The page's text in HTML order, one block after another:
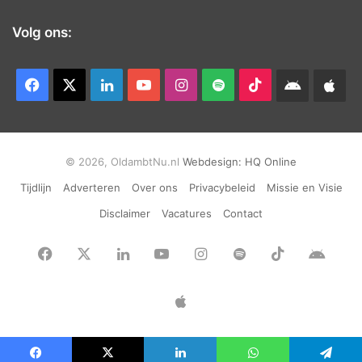
Volg ons:
Facebook LinkedInYouTubeInstagram
Spotify TikTokAndroid
© 2026, OldambtNu.nl Webdesign: HQ Online
Tijdlijn
Adverteren Over ons Privacybeleid
Missie en Visie
Disclaimer
Vacatures Contact
Facebook LinkedInYouTubeInstagram
Spotify TikTok
App